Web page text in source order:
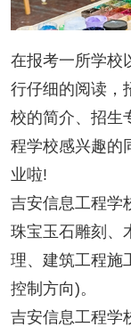
在报考一所学校
行仔细的阅读，
校的简介、招生
程学校感兴趣的
业啦!
吉安信息工程学
珠宝玉石雕刻、
理、建筑工程施
控制方向)。
吉安信息工程学